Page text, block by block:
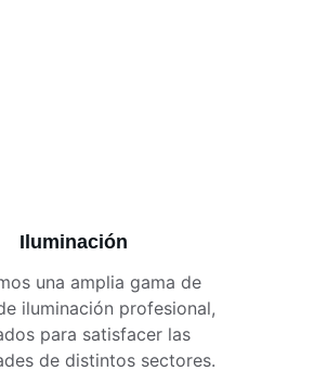
Iluminación
una amplia gama de
iluminación profesional,
para satisfacer las
de distintos sectores.